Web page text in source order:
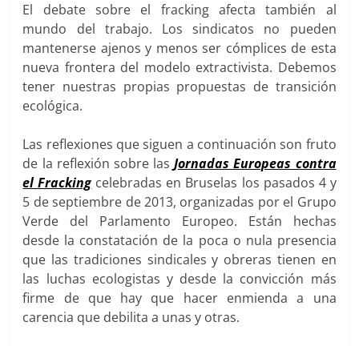
El debate sobre el fracking afecta también al
mundo del trabajo. Los sindicatos no pueden
mantenerse ajenos y menos ser cómplices de esta
nueva frontera del modelo extractivista. Debemos
tener nuestras propias propuestas de transición
ecológica.
Las reflexiones que siguen a continuación son fruto
de la reflexión sobre las Jornadas Europeas contra
el Fracking celebradas en Bruselas los pasados 4 y
5 de septiembre de 2013, organizadas por el Grupo
Verde del Parlamento Europeo. Están hechas
desde la constatación de la poca o nula presencia
que las tradiciones sindicales y obreras tienen en
las luchas ecologistas y desde la convicción más
firme de que hay que hacer enmienda a una
carencia que debilita a unas y otras.